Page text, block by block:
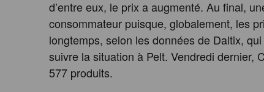
d’entre eux, le prix a augmenté. Au final,
consommateur puisque, globalement, les
longtemps, selon les données de Daltix,
suivre la situation à Pelt. Vendredi dernier,
577 produits.